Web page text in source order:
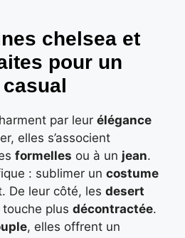
chelsea et
pour un
par leur élégance
elles s’associent
formelles ou à un jean.
: sublimer un costume
De leur côté, les desert
plus décontractée.
, elles offrent un